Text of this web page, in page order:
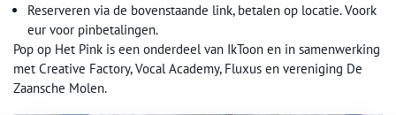
Reserveren via de bovenstaande link, betalen op locatie. Voork
eur voor pinbetalingen.
Pop op Het Pink is een onderdeel van IkToon en in samenwerking
met Creative Factory, Vocal Academy, Fluxus en vereniging De
Zaansche Molen.